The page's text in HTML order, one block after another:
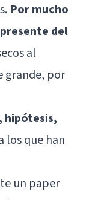
Por mucho
del
al
grande, por
hipótesis,
los que han
un paper